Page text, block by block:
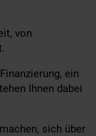
von
ein
Ihnen dabei
sich über